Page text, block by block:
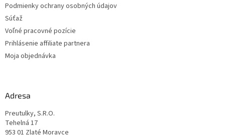
Podmienky ochrany osobných údajov
Súťaž
Voľné pracovné pozície
Prihlásenie affiliate partnera
Moja objednávka
Adresa
Preutulky, S.R.O.
Tehelná 17
953 01 Zlaté Moravce